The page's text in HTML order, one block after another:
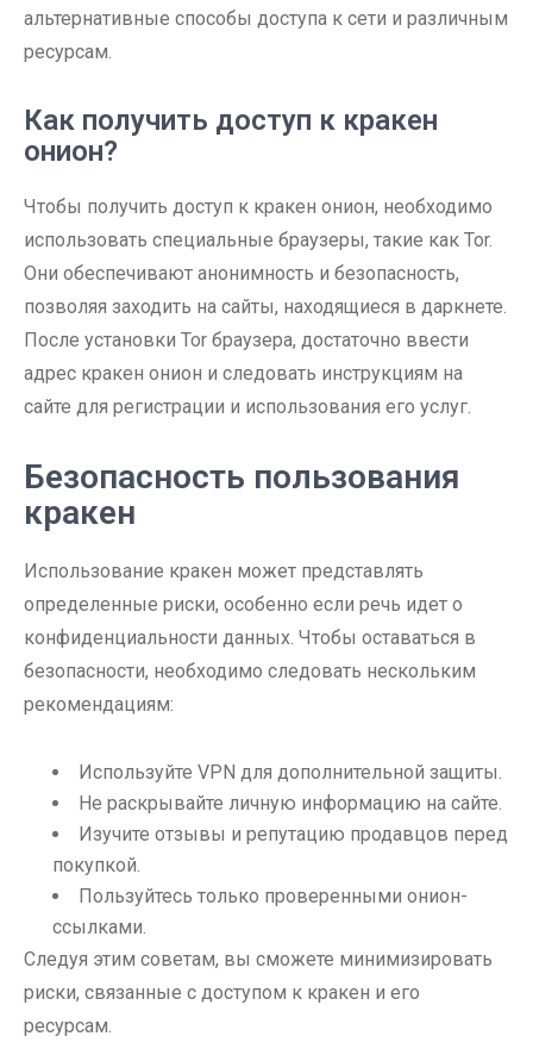
альтернативные способы доступа к сети и различным
ресурсам.
Как получить доступ к кракен
онион?
Чтобы получить доступ к кракен онион, необходимо
использовать специальные браузеры, такие как Tor.
Они обеспечивают анонимность и безопасность,
позволяя заходить на сайты, находящиеся в даркнете.
После установки Tor браузера, достаточно ввести
адрес кракен онион и следовать инструкциям на
сайте для регистрации и использования его услуг.
Безопасность пользования
кракен
Использование кракен может представлять
определенные риски, особенно если речь идет о
конфиденциальности данных. Чтобы оставаться в
безопасности, необходимо следовать нескольким
рекомендациям:
Используйте VPN для дополнительной защиты.
Не раскрывайте личную информацию на сайте.
Изучите отзывы и репутацию продавцов перед
покупкой.
Пользуйтесь только проверенными онион-
ссылками.
Следуя этим советам, вы сможете минимизировать
риски, связанные с доступом к кракен и его
ресурсам.